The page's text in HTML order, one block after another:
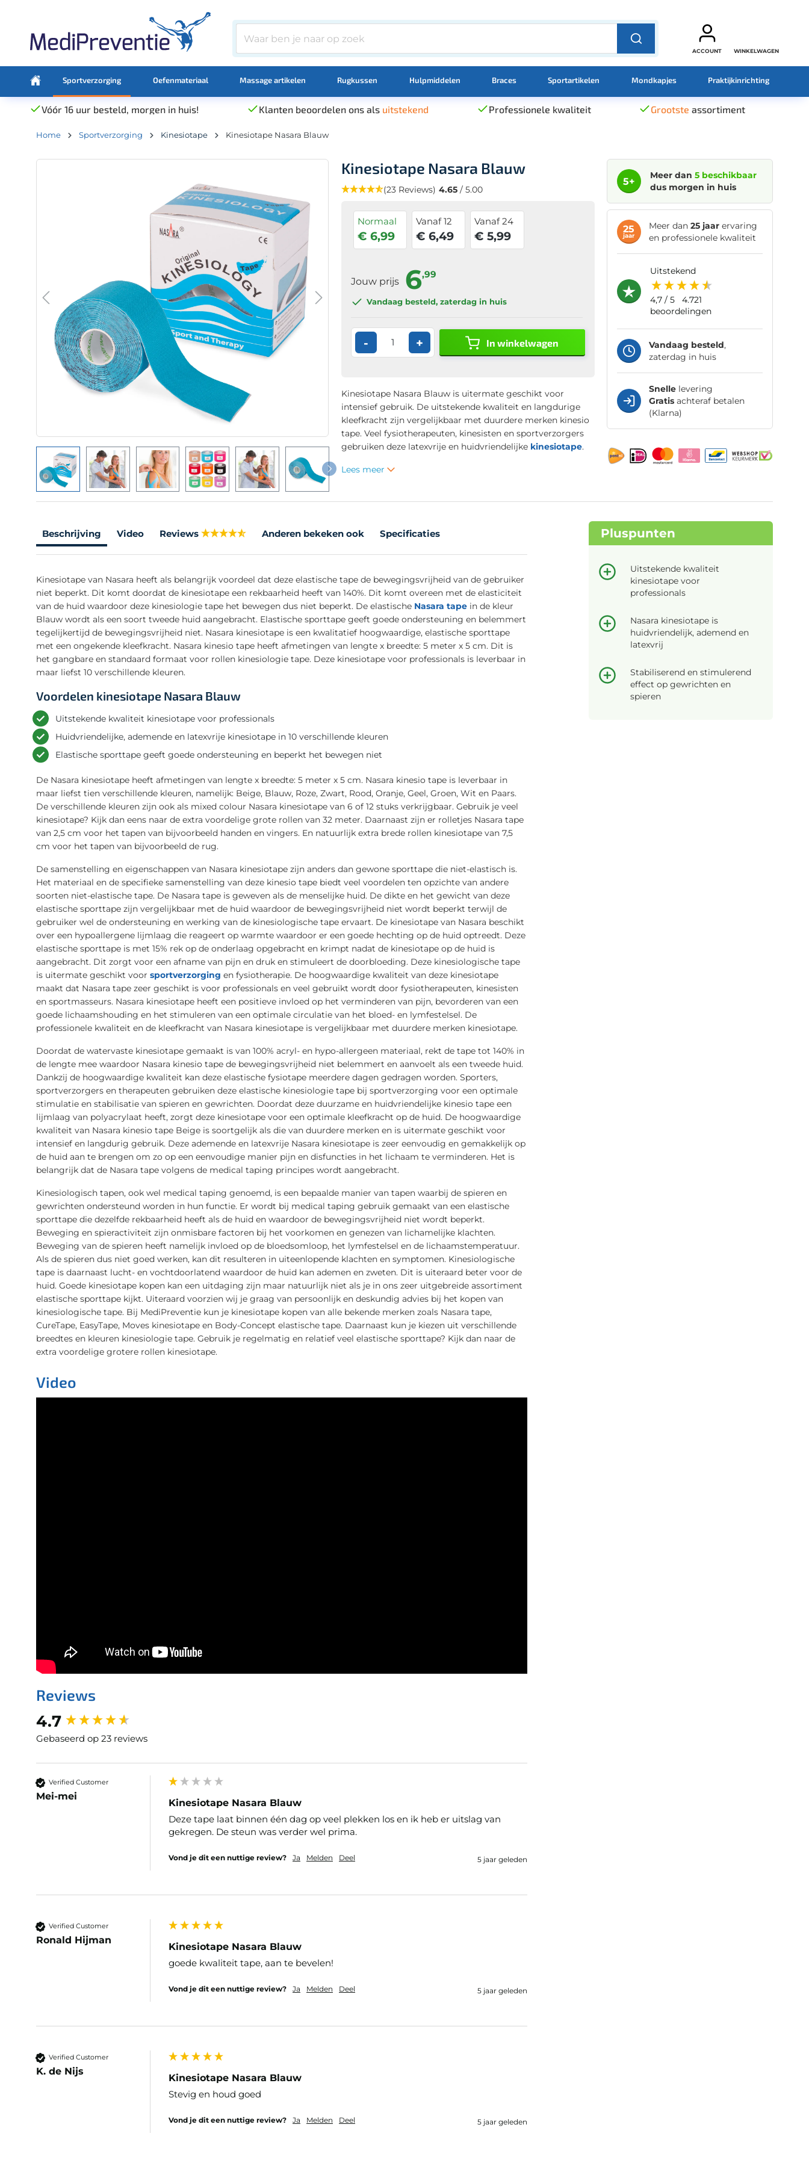
ACCOUNT WINKELWAGEN
Sportverzorging Oefenmateriaal Massage artikelen Rugkussen Hulpmiddelen Braces Sportartikelen Mondkapjes Praktijkinrichting
Vóór 16 uur besteld, morgen in huis! Klanten beoordelen ons als uitstekend Professionele kwaliteit Grootste assortiment
Home Sportverzorging Kinesiotape Kinesiotape Nasara Blauw
Kinesiotape Nasara Blauw
(23 Reviews) 4.65/ 5.00
Normaal
€ 6,99
Vanaf 12
€ 6,49
Vanaf 24
€ 5,99
Jouw prijs 6,99
Vandaag besteld, zaterdag in huis
- + In winkelwagen
Kinesiotape Nasara Blauw is uitermate geschikt voor
intensief gebruik. De uitstekende kwaliteit en langdurige
kleefkracht zijn vergelijkbaar met duurdere merken kinesio
tape. Veel fysiotherapeuten, kinesisten en sportverzorgers
gebruiken deze latexvrije en huidvriendelijke kinesiotape.
Lees meer
5+
Meer dan 5 beschikbaar
dus morgen in huis
25
jaar
Meer dan 25 jaarervaring
en professionele kwaliteit
uitstekend
4,7/ 5
4.721
beoordelingen
Vandaag besteld,
zaterdag in huis
Snellelevering
Gratisachteraf betalen
(Klarna)
Beschrijving Video Reviews Anderen bekeken ook Specificaties
Kinesiotape van Nasara heeft als belangrijk voordeel dat deze elastische tape de bewegingsvrijheid van de gebruiker
niet beperkt. Dit komt doordat de kinesiotape een rekbaarheid heeft van 140%. Dit komt overeen met de elasticiteit
van de huid waardoor deze kinesiologie tape het bewegen dus niet beperkt. De elastische Nasara tape in de kleur
Blauw wordt als een soort tweede huid aangebracht. Elastische sporttape geeft goede ondersteuning en belemmert
tegelijkertijd de bewegingsvrijheid niet. Nasara kinesiotape is een kwalitatief hoogwaardige, elastische sporttape
met een ongekende kleefkracht. Nasara kinesio tape heeft afmetingen van lengte x breedte: 5 meter x 5 cm. Dit is
het gangbare en standaard formaat voor rollen kinesiologie tape. Deze kinesiotape voor professionals is leverbaar in
maar liefst 10 verschillende kleuren.
Voordelen kinesiotape Nasara Blauw
Uitstekende kwaliteit kinesiotape voor professionals
Huidvriendelijke, ademende en latexvrije kinesiotape in 10 verschillende kleuren
Elastische sporttape geeft goede ondersteuning en beperkt het bewegen niet
De Nasara kinesiotape heeft afmetingen van lengte x breedte: 5 meter x 5 cm. Nasara kinesio tape is leverbaar in
maar liefst tien verschillende kleuren, namelijk: Beige, Blauw, Roze, Zwart, Rood, Oranje, Geel, Groen, Wit en Paars.
De verschillende kleuren zijn ook als mixed colour Nasara kinesiotape van 6 of 12 stuks verkrijgbaar. Gebruik je veel
kinesiotape? Kijk dan eens naar de extra voordelige grote rollen van 32 meter. Daarnaast zijn er rolletjes Nasara tape
van 2,5 cm voor het tapen van bijvoorbeeld handen en vingers. En natuurlijk extra brede rollen kinesiotape van 7,5
cm voor het tapen van bijvoorbeeld de rug.
De samenstelling en eigenschappen van Nasara kinesiotape zijn anders dan gewone sporttape die niet-elastisch is.
Het materiaal en de specifieke samenstelling van deze kinesio tape biedt veel voordelen ten opzichte van andere
soorten niet-elastische tape. De Nasara tape is geweven als de menselijke huid. De dikte en het gewicht van deze
elastische sporttape zijn vergelijkbaar met de huid waardoor de bewegingsvrijheid niet wordt beperkt terwijl de
gebruiker wel de ondersteuning en werking van de kinesiologische tape ervaart. De kinesiotape van Nasara beschikt
over een hypoallergene lijmlaag die reageert op warmte waardoor er een goede hechting op de huid optreedt. Deze
elastische sporttape is met 15% rek op de onderlaag opgebracht en krimpt nadat de kinesiotape op de huid is
aangebracht. Dit zorgt voor een afname van pijn en druk en stimuleert de doorbloeding. Deze kinesiologische tape
is uitermate geschikt voor sportverzorging en fysiotherapie. De hoogwaardige kwaliteit van deze kinesiotape
maakt dat Nasara tape zeer geschikt is voor professionals en veel gebruikt wordt door fysiotherapeuten, kinesisten
en sportmasseurs. Nasara kinesiotape heeft een positieve invloed op het verminderen van pijn, bevorderen van een
goede lichaamshouding en het stimuleren van een optimale circulatie van het bloed- en lymfestelsel. De
professionele kwaliteit en de kleefkracht van Nasara kinesiotape is vergelijkbaar met duurdere merken kinesiotape.
Doordat de watervaste kinesiotape gemaakt is van 100% acryl- en hypo-allergeen materiaal, rekt de tape tot 140% in
de lengte mee waardoor Nasara kinesio tape de bewegingsvrijheid niet belemmert en aanvoelt als een tweede huid.
Dankzij de hoogwaardige kwaliteit kan deze elastische fysiotape meerdere dagen gedragen worden. Sporters,
sportverzorgers en therapeuten gebruiken deze elastische kinesiologie tape bij sportverzorging voor een optimale
stimulatie en stabilisatie van spieren en gewrichten. Doordat deze duurzame en huidvriendelijke kinesio tape een
lijmlaag van polyacrylaat heeft, zorgt deze kinesiotape voor een optimale kleefkracht op de huid. De hoogwaardige
kwaliteit van Nasara kinesio tape Beige is soortgelijk als die van duurdere merken en is uitermate geschikt voor
intensief en langdurig gebruik. Deze ademende en latexvrije Nasara kinesiotape is zeer eenvoudig en gemakkelijk op
de huid aan te brengen om zo op een eenvoudige manier pijn en disfuncties in het lichaam te verminderen. Het is
belangrijk dat de Nasara tape volgens de medical taping principes wordt aangebracht.
Kinesiologisch tapen, ook wel medical taping genoemd, is een bepaalde manier van tapen waarbij de spieren en
gewrichten ondersteund worden in hun functie. Er wordt bij medical taping gebruik gemaakt van een elastische
sporttape die dezelfde rekbaarheid heeft als de huid en waardoor de bewegingsvrijheid niet wordt beperkt.
Beweging en spieractiviteit zijn onmisbare factoren bij het voorkomen en genezen van lichamelijke klachten.
Beweging van de spieren heeft namelijk invloed op de bloedsomloop, het lymfestelsel en de lichaamstemperatuur.
Als de spieren dus niet goed werken, kan dit resulteren in uiteenlopende klachten en symptomen. Kinesiologische
tape is daarnaast lucht- en vochtdoorlatend waardoor de huid kan ademen en zweten. Dit is uiteraard beter voor de
huid. Goede kinesiotape kopen kan een uitdaging zijn maar natuurlijk niet als je in ons zeer uitgebreide assortiment
elastische sporttape kijkt. Uiteraard voorzien wij je graag van persoonlijk en deskundig advies bij het kopen van
kinesiologische tape. Bij MediPreventie kun je kinesiotape kopen van alle bekende merken zoals Nasara tape,
CureTape, EasyTape, Moves kinesiotape en Body-Concept elastische tape. Daarnaast kun je kiezen uit verschillende
breedtes en kleuren kinesiologie tape. Gebruik je regelmatig en relatief veel elastische sporttape? Kijk dan naar de
extra voordelige grotere rollen kinesiotape.
Video
Reviews
4.7
Gebaseerd op 23 reviews
Verified Customer
Mei-mei
Kinesiotape Nasara Blauw
Deze tape laat binnen één dag op veel plekken los en ik heb er uitslag van
gekregen. De steun was verder wel prima.
Vond je dit een nuttige review? Ja Melden Deel 5 jaar geleden
Verified Customer
Ronald Hijman
Kinesiotape Nasara Blauw
goede kwaliteit tape, aan te bevelen!
Vond je dit een nuttige review? Ja Melden Deel 5 jaar geleden
Verified Customer
K. de Nijs
Kinesiotape Nasara Blauw
Stevig en houd goed
Vond je dit een nuttige review? Ja Melden Deel 5 jaar geleden
New content loaded
Pluspunten
Uitstekende kwaliteit
kinesiotape voor
professionals
Nasara kinesiotape is
huidvriendelijk, ademend en
latexvrij
Stabiliserend en stimulerend
effect op gewrichten en
spieren